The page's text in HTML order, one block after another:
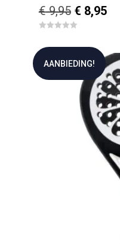
€9,95
prijs
€ 9,95.
€ 8,95
€
u
5
AANBIEDING!